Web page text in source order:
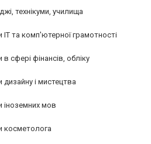
технікуми, училища
IT та комп'ютерної грамотності
в сфері фінансів, обліку
дизайну і мистецтва
іноземних мов
косметолога